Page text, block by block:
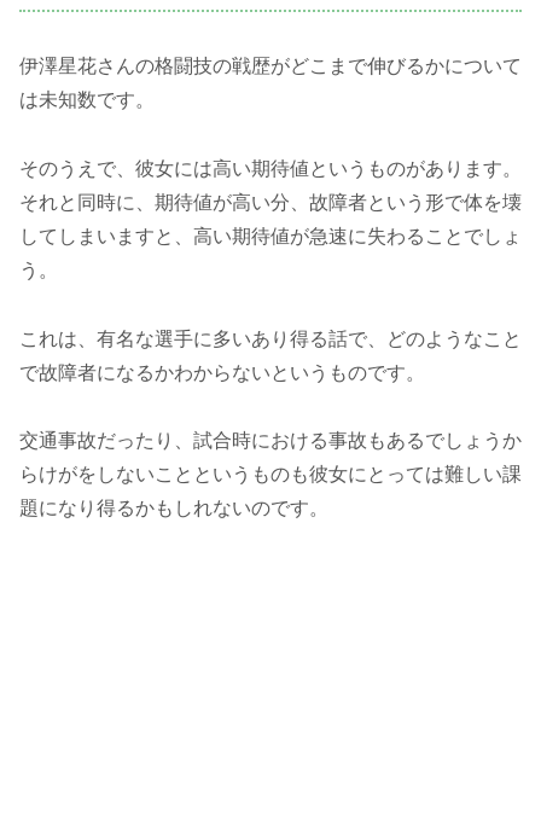
伊澤星花さんの格闘技の戦歴がどこまで伸びるかについて
は未知数です。
そのうえで、彼女には高い期待値というものがあります。
それと同時に、期待値が高い分、故障者という形で体を壊
してしまいますと、高い期待値が急速に失わることでしょ
う。
これは、有名な選手に多いあり得る話で、どのようなこと
で故障者になるかわからないというものです。
交通事故だったり、試合時における事故もあるでしょうか
らけがをしないことというものも彼女にとっては難しい課
題になり得るかもしれないのです。